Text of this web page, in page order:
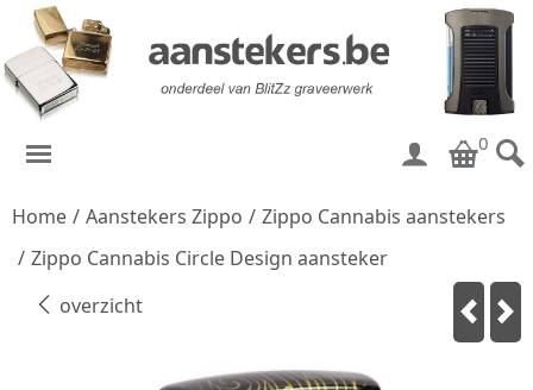
0
Home / Aanstekers Zippo / Zippo Cannabis aanstekers
/ Zippo Cannabis Circle Design aansteker
overzicht